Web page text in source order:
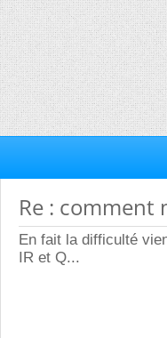
Re : comment
En fait la difficulté
IR et Q...